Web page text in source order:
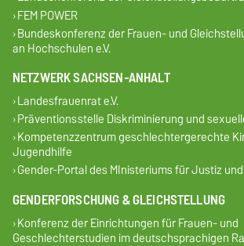
FEM POWER
Bundeskonferenz der Frauen- und
an Hochschulen e.V.
NETZWERK SACHSEN-ANHALT
Landesfrauenrat e.V.
Präventionsstelle Diskriminierung und
Kompetenzzentrum geschlechtergerechte
Jugendhilfe
Gender-Portal des MInisteriums für Justiz
GENDERFORSCHUNG & GLEICHSTELLUNG
Konferenz der Einrichtungen für Frauen- und
Geschlechterstudien im deutschsprachigen